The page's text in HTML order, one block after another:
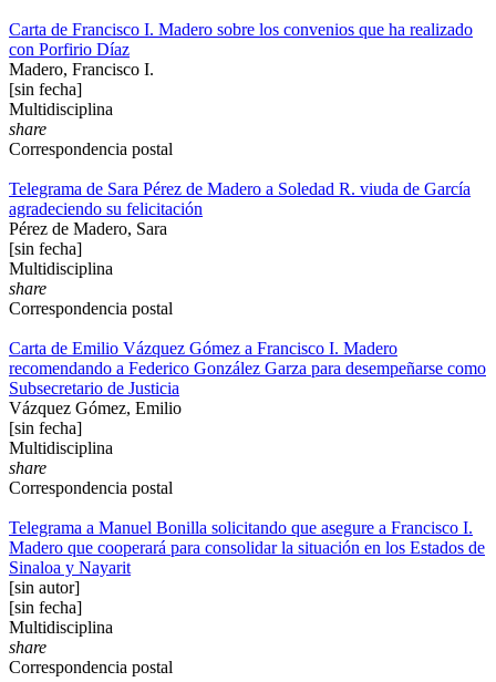
Carta de Francisco I. Madero sobre los convenios que ha realizado
con Porfirio Díaz
Madero, Francisco I.
[sin fecha]
Multidisciplina
share
Correspondencia postal
Telegrama de Sara Pérez de Madero a Soledad R. viuda de García
agradeciendo su felicitación
Pérez de Madero, Sara
[sin fecha]
Multidisciplina
share
Correspondencia postal
Carta de Emilio Vázquez Gómez a Francisco I. Madero
recomendando a Federico González Garza para desempeñarse como
Subsecretario de Justicia
Vázquez Gómez, Emilio
[sin fecha]
Multidisciplina
share
Correspondencia postal
Telegrama a Manuel Bonilla solicitando que asegure a Francisco I.
Madero que cooperará para consolidar la situación en los Estados de
Sinaloa y Nayarit
[sin autor]
[sin fecha]
Multidisciplina
share
Correspondencia postal